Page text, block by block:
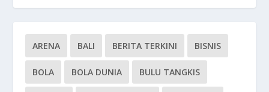
ARENA BALI BERITA TERKINI BISNIS
BOLA BOLA DUNIA BULU TANGKIS